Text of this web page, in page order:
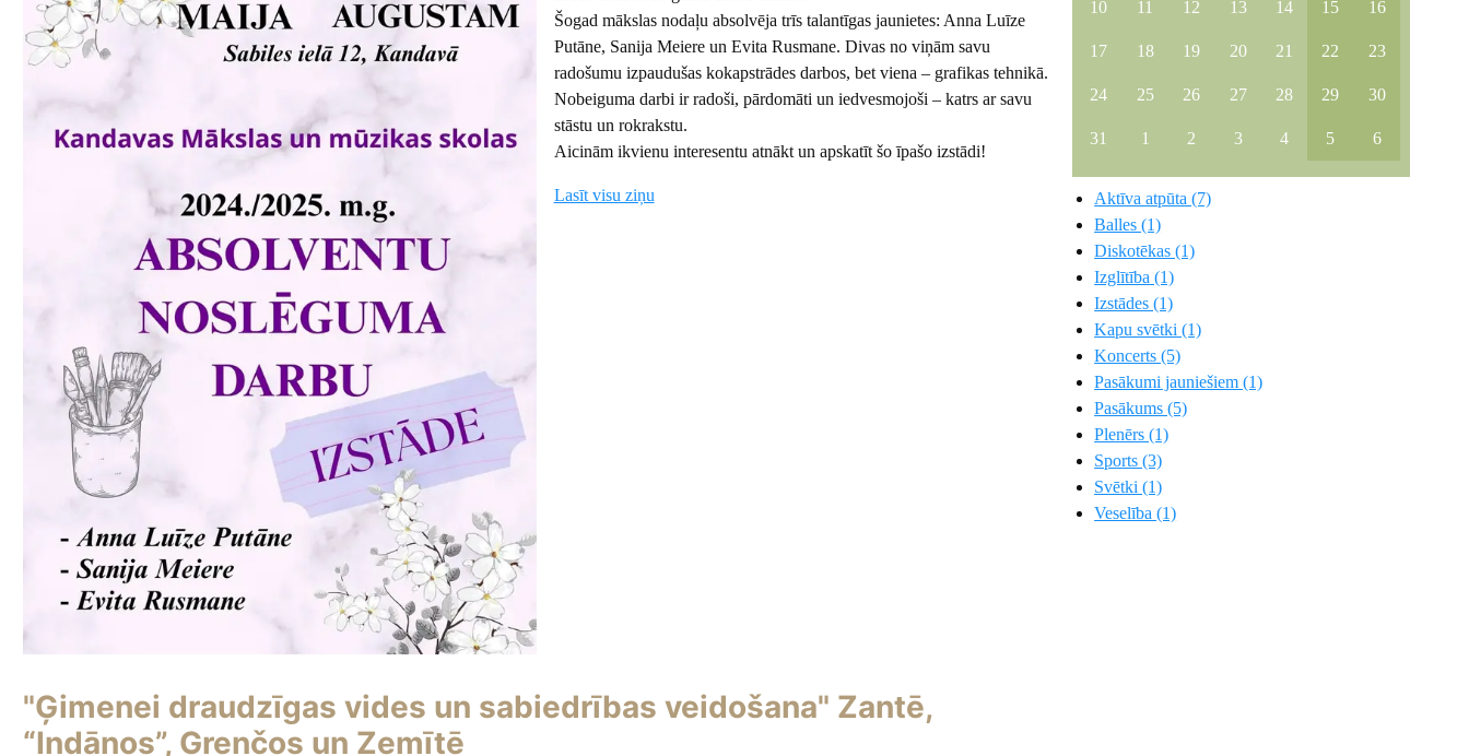
Šogad mākslas nodaļu absolvēja trīs talantīgas jaunietes: Anna Luīze
Putāne, Sanija Meiere un Evita Rusmane. Divas no viņām savu
radošumu izpaudušas kokapstrādes darbos, bet viena – grafikas tehnikā.
Nobeiguma darbi ir radoši, pārdomāti un iedvesmojoši – katrs ar savu
stāstu un rokrakstu.
Aicinām ikvienu interesentu atnākt un apskatīt šo īpašo izstādi!
Lasīt visu ziņu
"Ģimenei draudzīgas vides un sabiedrības veidošana" Zantē,
“Indānos”, Grenčos un Zemītē
10 11 12 13 14 15 16
17 18 19 20 21 22 23
24 25 26 27 28 29 30
31 1 2 3 4 5 6
Aktīva atpūta (7)
Balles (1)
Diskotēkas (1)
Izglītība (1)
Izstādes (1)
Kapu svētki (1)
Koncerts (5)
Pasākumi jauniešiem (1)
Pasākums (5)
Plenērs (1)
Sports (3)
Svētki (1)
Veselība (1)